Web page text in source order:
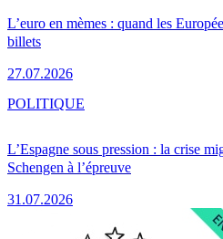
L’euro en mèmes : quand les
billets
27.07.2026
L’Espagne sous pression : la crise
Schengen à l’épreuve
31.07.2026
POLITIQUE